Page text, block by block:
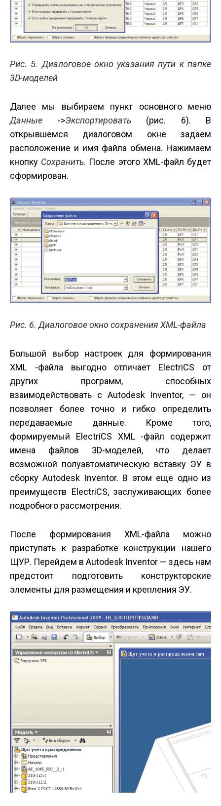
Рис. 5. Диалоговое окно указания пути к папке
3D-моделей
Далее мы выбираем пункт основного меню
Данные ->Экспортировать(рис. 6). В
открывшемся диалоговом окне задаем
расположение и имя файла обмена. Нажимаем
кнопку Сохранить. После этого XML-файл будет
сформирован.
Рис. 6. Диалоговое окно сохранения XML-файла
Большой выбор настроек для формирования
XML -файла выгодно отличает ElectriCS от
других программ, способных
взаимодействовать с Autodesk Inventor, — он
позволяет более точно и гибко определить
передаваемые данные. Кроме того,
формируемый ElectriCS XML -файл содержит
имена файлов 3D-моделей, что делает
возможной полуавтоматическую вставку ЭУ в
сборку Autodesk Inventor. В этом еще одно из
преимуществ ElectriCS, заслуживающих более
подробного рассмотрения.
После формирования XML-файла можно
приступать к разработке конструкции нашего
ЩУР. Перейдем в Autodesk Inventor — здесь нам
предстоит подготовить конструкторские
элементы для размещения и крепления ЭУ.